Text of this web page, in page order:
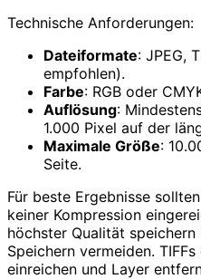
Technische Anforderungen:
Dateiformate: JPEG,
empfohlen).
Farbe: RGB oder
Auflösung:
1.000 Pixel auf der
Maximale Größe:
Seite.
Für beste Ergebnisse
keiner Kompression
höchster Qualität
Speichern vermeiden.
einreichen und Layer